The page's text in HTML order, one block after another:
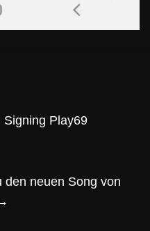
Signing Play69
den neuen Song von